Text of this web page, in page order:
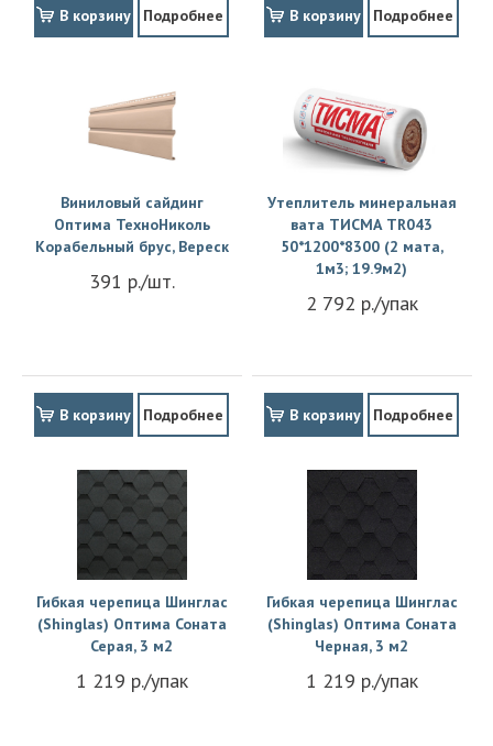
В корзину Подробнее В корзину Подробнее
Виниловый сайдинг
Оптима ТехноНиколь
Корабельный брус, Вереск
391 р./шт.
В корзину Подробнее
Утеплитель минеральная
вата ТИСМА TR043
50*1200*8300 (2 мата,
1м3; 19.9м2)
2 792 р./упак
В корзину Подробнее
Гибкая черепица Шинглас
(Shinglas) Оптима Соната
Серая, 3 м2
1 219 р./упак
Гибкая черепица Шинглас
(Shinglas) Оптима Соната
Черная, 3 м2
1 219 р./упак